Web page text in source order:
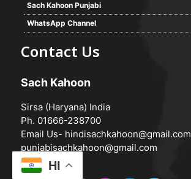
Sach Kahoon Punjabi
WhatsApp Channel
Contact Us
Sach Kahoon
Sirsa (Haryana) India
Ph. 01666-238700
Email Us- hindisachkahoon@gmail.com
punjabisachkahoon@gmail.com
HI